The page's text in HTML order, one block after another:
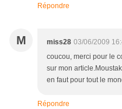
Répondre
M miss28 03/06/2009
coucou, merci pour le
sur mon
en faut pour tout le
Répondre